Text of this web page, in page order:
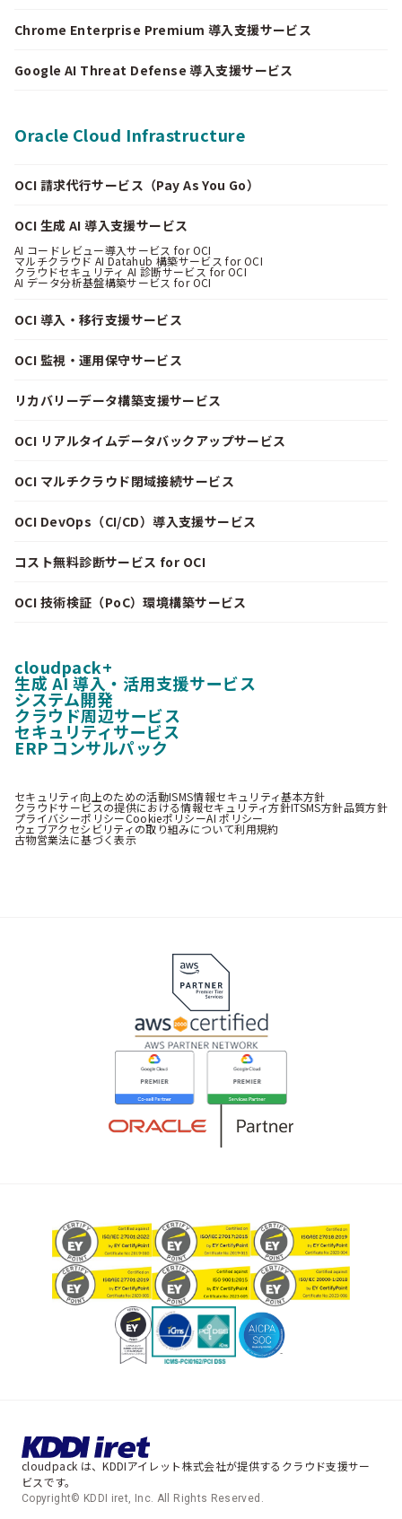
Chrome Enterprise Premium 導入支援サービス
Google AI Threat Defense 導入支援サービス
Oracle Cloud Infrastructure
OCI 請求代行サービス（Pay As You Go）
OCI 生成 AI 導入支援サービス
AI コードレビュー導入サービス for OCI
マルチクラウド AI Datahub 構築サービス for OCI
クラウドセキュリティ AI 診断サービス for OCI
AI データ分析基盤構築サービス for OCI
OCI 導入・移行支援サービス
OCI 監視・運用保守サービス
リカバリーデータ構築支援サービス
OCI リアルタイムデータバックアップサービス
OCI マルチクラウド閉域接続サービス
OCI DevOps（CI/CD）導入支援サービス
コスト無料診断サービス for OCI
OCI 技術検証（PoC）環境構築サービス
cloudpack+
生成 AI 導入・活用支援サービス
システム開発
クラウド周辺サービス
セキュリティサービス
ERP コンサルパック
セキュリティ向上のための活動ISMS情報セキュリティ基本方針
クラウドサービスの提供における情報セキュリティ方針ITSMS方針品質方針
プライバシーポリシーCookieポリシーAI ポリシー
ウェブアクセシビリティの取り組みについて利用規約
古物営業法に基づく表示
cloudpack は、KDDIアイレット株式会社が提供するクラウド支援サー
ビスです。
Copyright© KDDI iret, Inc. All Rights Reserved.